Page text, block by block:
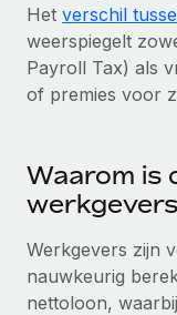
Integraties
Processen
Vraag een
Krijg hulp van
Vereenvoudig
kandidaten
Integreer
Een partner
Remote
Integraties en
CASESTUDY'S
Webinars
Evenementen
Newsroom
Support
Alle bronnen
한국어
中文（简体）
Het verschil
weerspiegelt
Payroll Tax) als
of premies voor
Waarom is
Werkgevers zijn
nauwkeurig
nettoloon,